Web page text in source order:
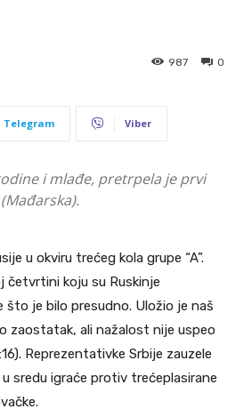
0
987
Telegram Viber
i mlađe, pretrpela je prvi
u okviru trećeg kola grupe “A”.
četvrtini koju su Ruskinje
što je bilo presudno. Uložio je naš
zaostatak, ali nažalost nije uspeo
Reprezentativke Srbije zauzele
sredu igraće protiv trećeplasirane